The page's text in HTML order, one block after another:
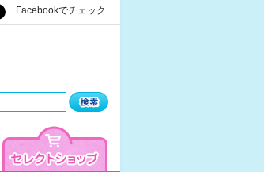
Facebookでチェック